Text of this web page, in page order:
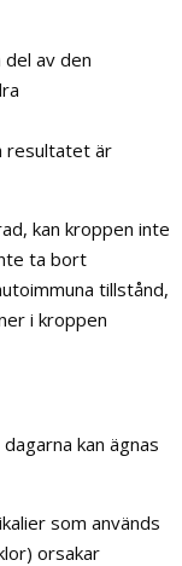
av den
resultatet är
kan kroppen inte
ta bort
tillstånd,
i kroppen
kan ägnas
som används
orsakar